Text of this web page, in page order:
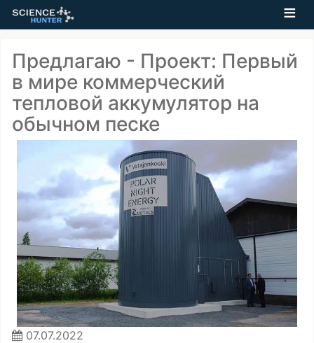
Предлагаю - Проект: Первый
в мире коммерческий
тепловой аккумулятор на
обычном песке
07.07.2022